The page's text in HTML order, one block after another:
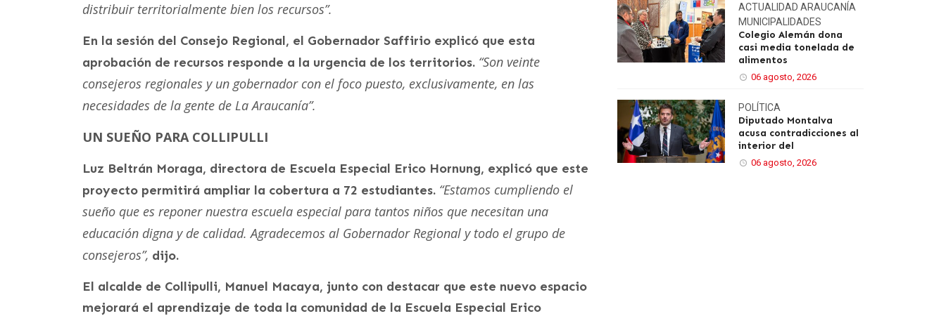
distribuir territorialmente bien los recursos”.
En la sesión del Consejo Regional, el Gobernador Saffirio explicó que esta
aprobación de recursos responde a la urgencia de los territorios. “Son veinte
consejeros regionales y un gobernador con el foco puesto, exclusivamente, en las
necesidades de la gente de La Araucanía”.
UN SUEÑO PARA COLLIPULLI
Luz Beltrán Moraga, directora de Escuela Especial Erico Hornung, explicó que este
proyecto permitirá ampliar la cobertura a 72 estudiantes. “Estamos cumpliendo el
sueño que es reponer nuestra escuela especial para tantos niños que necesitan una
educación digna y de calidad. Agradecemos al Gobernador Regional y todo el grupo de
consejeros”, dijo.
El alcalde de Collipulli, Manuel Macaya, junto con destacar que este nuevo espacio
mejorará el aprendizaje de toda la comunidad de la Escuela Especial Erico
ACTUALIDAD ARAUCANÍA
MUNICIPALIDADES
Colegio Alemán dona
casi media tonelada de
alimentos
06 agosto, 2026
POLÍTICA
Diputado Montalva
acusa contradicciones al
interior del
06 agosto, 2026